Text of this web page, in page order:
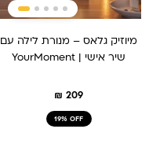
מיוזיק גלאס – מנורת לילה עם
שיר אישי | YourMoment
₪ 209
19% OFF